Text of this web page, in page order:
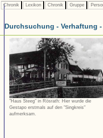
Chronik Lexikon Chronik Gruppe
Durchsuchung - Verhaftung
"Haus Steeg" in Rösrath: Hier wurde die
Gestapo erstmals auf den "Singkreis"
aufmerksam.